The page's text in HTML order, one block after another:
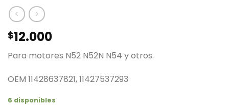
$12.000
Para motores N52 N52N N54 y otros.
OEM 11428637821, 11427537293
6 disponibles